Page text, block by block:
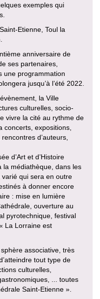
exemples qui
Etienne, Toul la
anniversaire de
ses partenaires,
une programmation
jusqu’à l’été 2022.
la Ville
culturelles, socio-
vivre la cité au rythme de
concerts, expositions,
d’auteurs,
d’Art et d’Histoire
la médiathèque, dans les
qui sera en outre
à donner encore
: mise en lumière
ouverture au
pyrotechnique, festival
La Lorraine est
associative, très
tout type de
culturelles,
... toutes
Saint-Etienne ».